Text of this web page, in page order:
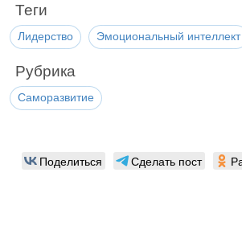
Теги
Лидерство Эмоциональный интеллект
Рубрика
Саморазвитие
Поделиться Сделать пост